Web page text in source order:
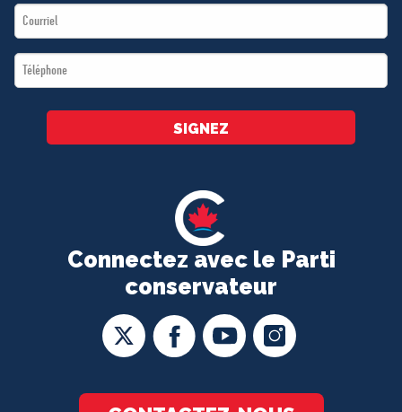
Connectez avec le Parti
conservateur
Email
*
Téléphone
*
SIGNEZ